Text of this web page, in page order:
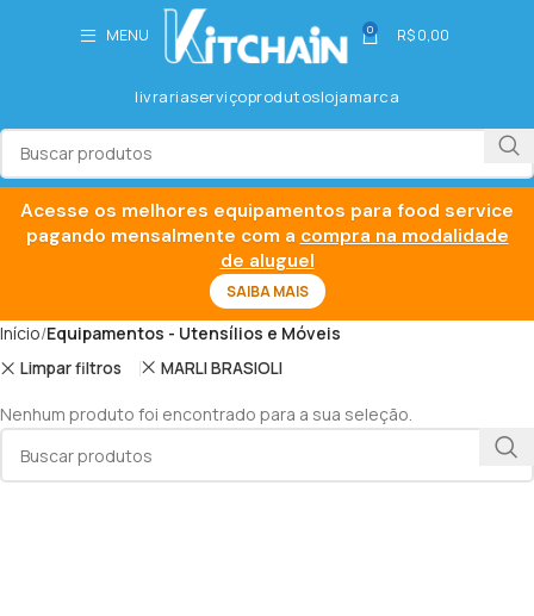
MENU 0 R$0,00
livrariaserviçoprodutoslojamarca
Início Equipamentos - Utensílios e Móveis
Limpar filtros MARLI BRASIOLI
Nenhum produto foi encontrado para a sua seleção.
Acesse os melhores equipamentos para food service
pagando mensalmente com a compra na modalidade
de aluguel
SAIBA MAIS